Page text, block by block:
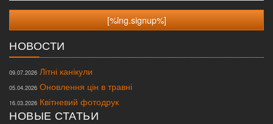
НОВОСТИ
09.07.2026 Літні канікули
05.04.2026 Оновлення цін в травні
16.03.2026 Квітневий фотодрук
НОВЫЕ СТАТЬИ